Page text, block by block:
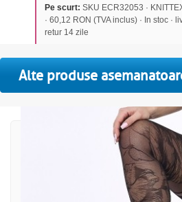
Pe scurt: SKU ECR32053 ·
· 60,12 RON (TVA inclus) · In stoc ·
retur 14 zile
Alte produse